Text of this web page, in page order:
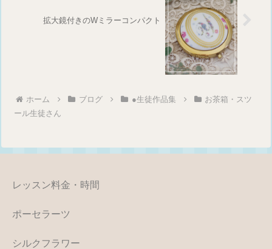
拡大鏡付きのWミラーコンパクト
ホーム ブログ ●生徒作品集
お茶箱・スツ
ール生徒さん
レッスン料金・時間
ポーセラーツ
シルクフラワー